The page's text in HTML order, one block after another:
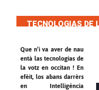
TECNOLOGIAS DE
Que n’i va aver de nau
entà las tecnologias de
la votz en occitan ! En
efèit, los abans darrèrs
en Intelligéncia